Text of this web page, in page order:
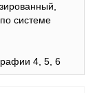
системе
4, 5, 6